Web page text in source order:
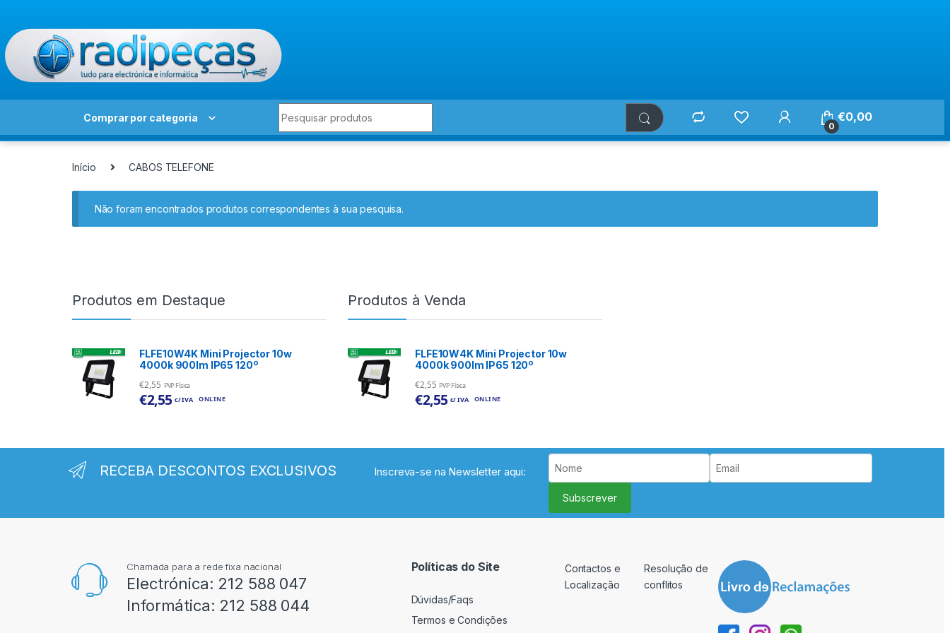
Comprar por categoria
0
€0,00
Início CABOS TELEFONE
Não foram encontrados produtos correspondentes à sua pesquisa.
Produtos em Destaque
FLFE10W4K Mini Projector 10w
4000k 900lm IP65 120º
€2,55 PVP Física
€2,55 c/ IVA ONLINE
Produtos à Venda
FLFE10W4K Mini Projector 10w
4000k 900lm IP65 120º
€2,55 PVP Física
€2,55 c/ IVA ONLINE
RECEBA DESCONTOS EXCLUSIVOS Inscreva-se na Newsletter aqui:
Subscrever
Chamada para a rede fixa nacional
Electrónica: 212 588 047
Informática: 212 588 044
Políticas do Site
Dúvidas/Faqs
Termos e Condições
Contactos e
Localização
Resolução de
conflitos